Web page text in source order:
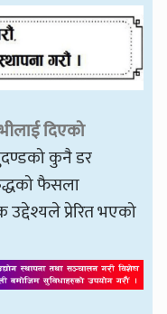
दिएको
कुनै डर
फैसला
प्रेरित भएको